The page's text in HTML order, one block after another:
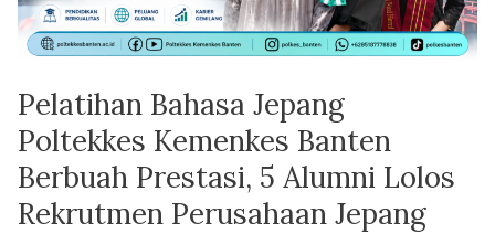
Pelatihan Bahasa Jepang
Poltekkes Kemenkes Banten
Berbuah Prestasi, 5 Alumni Lolos
Rekrutmen Perusahaan Jepang
Prestasi,
Lolos
Rekrutmen
Jepang